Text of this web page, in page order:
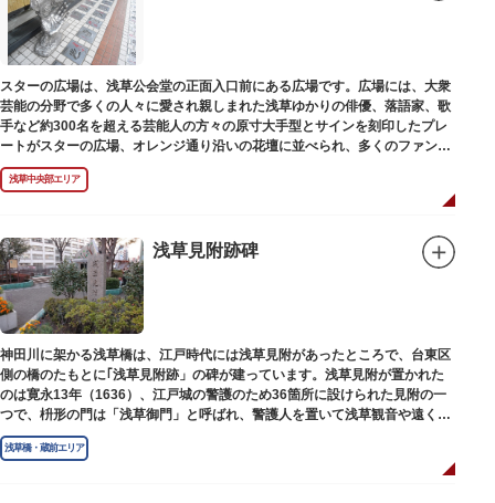
スターの広場は、浅草公会堂の正面入口前にある広場です。広場には、大衆
芸能の分野で多くの人々に愛され親しまれた浅草ゆかりの俳優、落語家、歌
手など約300名を超える芸能人の方々の原寸大手型とサインを刻印したプレ
ートがスターの広場、オレンジ通り沿いの花壇に並べられ、多くのファンに
親しまれています。
浅草中央部エリア
浅草見附跡碑
神田川に架かる浅草橋は、江戸時代には浅草見附があったところで、台東区
側の橋のたもとに｢浅草見附跡」の碑が建っています。浅草見附が置かれた
のは寛永13年（1636）、江戸城の警護のため36箇所に設けられた見附の一
つで、枡形の門は「浅草御門」と呼ばれ、警護人を置いて浅草観音や遠くは
奥州へ往来する人々を取り締まりました。
浅草橋・蔵前エリア